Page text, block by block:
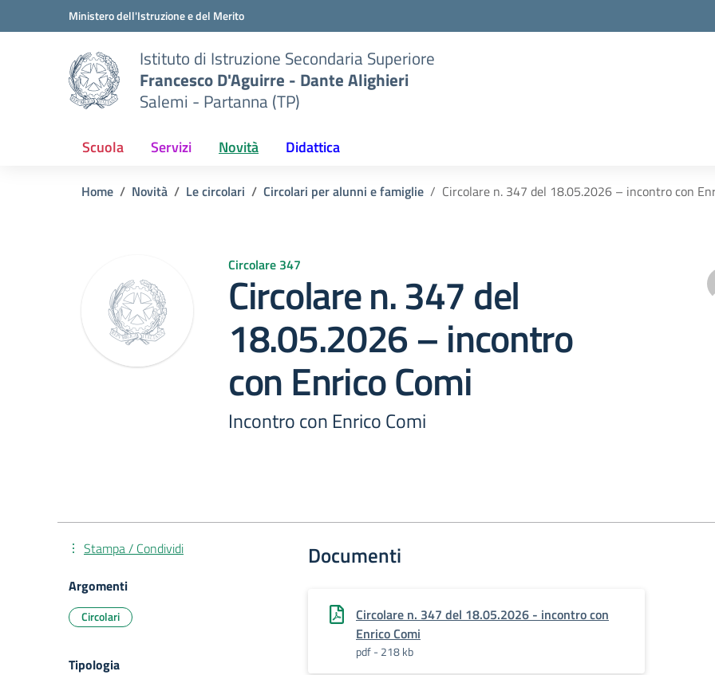
Vai ai contenuti
Vai al menu di navigazioneMinistero dell'Istruzione e del Merito
Istituto di Istruzione Secondaria Superiore
Francesco D'Aguirre - Dante Alighieri
Salemi - Partanna (TP)
Scuola Servizi Novità Didattica
Home Novità Le circolari Circolari per alunni e famiglie Circolare n. 347 del 18.05.2026 – incontro con
Circolare 347
Circolare n. 347 del
18.05.2026 – incontro
con Enrico Comi
Incontro con Enrico Comi
Documenti
Circolare n. 347 del 18.05.2026 - incontro con
Enrico Comi
pdf - 218 kb
Stampa / Condividi
Argomenti
Circolari
Tipologia